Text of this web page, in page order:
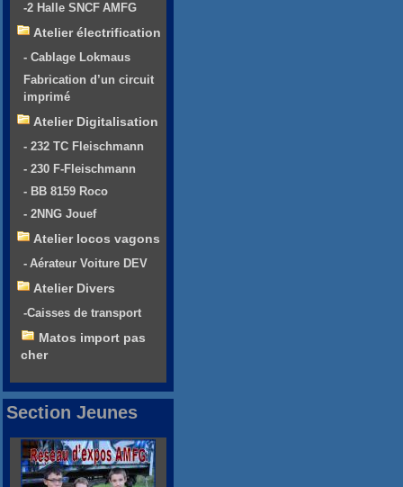
-2 Halle SNCF AMFG
Atelier électrification
- Cablage Lokmaus
Fabrication d’un circuit
imprimé
Atelier Digitalisation
- 232 TC Fleischmann
- 230 F-Fleischmann
- BB 8159 Roco
- 2NNG Jouef
Atelier locos vagons
- Aérateur Voiture DEV
Atelier Divers
-Caisses de transport
Matos import pas
cher
Section Jeunes